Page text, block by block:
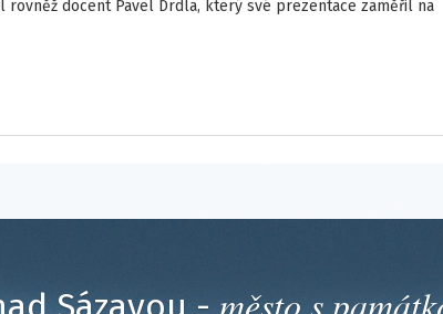
rovněž docent Pavel Drdla, který své prezentace zaměřil na